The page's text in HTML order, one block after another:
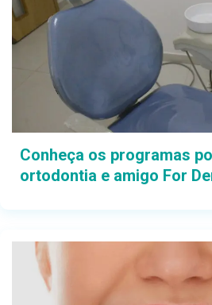
Conheça os programas
ortodontia e amigo For